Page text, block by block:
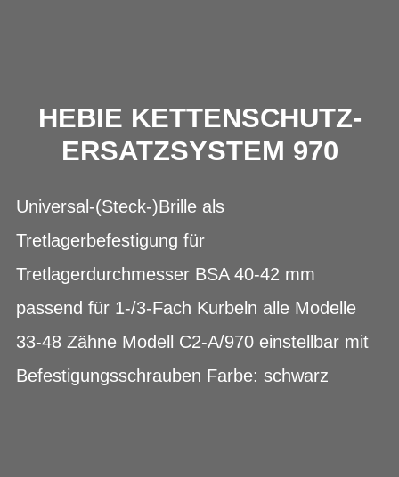
HEBIE KETTENSCHUTZ-
ERSATZSYSTEM 970
Universal-(Steck-)Brille als
Tretlagerbefestigung für
Tretlagerdurchmesser BSA 40-42 mm
passend für 1-/3-Fach Kurbeln alle Modelle
33-48 Zähne Modell C2-A/970 einstellbar mit
Befestigungsschrauben Farbe: schwarz